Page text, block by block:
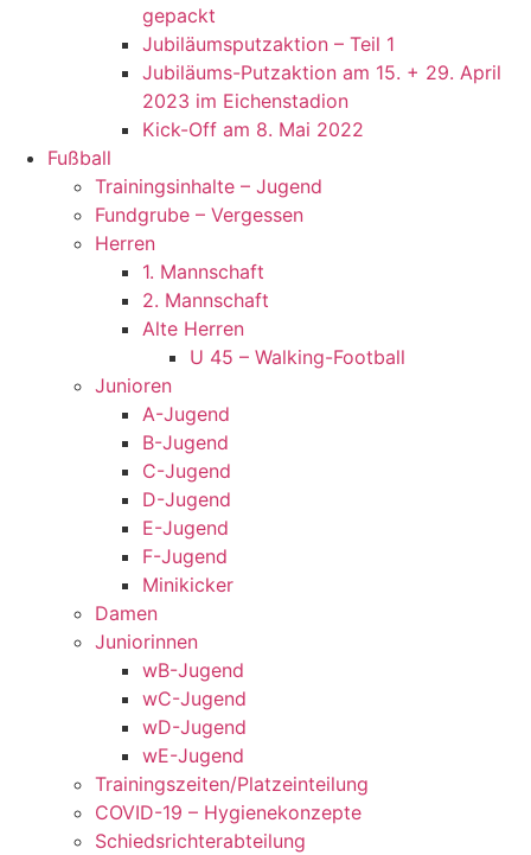
gepackt
Jubiläumsputzaktion – Teil 1
Jubiläums-Putzaktion am 15. + 29. April
2023 im Eichenstadion
Kick-Off am 8. Mai 2022
Fußball
Trainingsinhalte – Jugend
Fundgrube – Vergessen
Herren
1. Mannschaft
2. Mannschaft
Alte Herren
U 45 – Walking-Football
Junioren
A-Jugend
B-Jugend
C-Jugend
D-Jugend
E-Jugend
F-Jugend
Minikicker
Damen
Juniorinnen
wB-Jugend
wC-Jugend
wD-Jugend
wE-Jugend
Trainingszeiten/Platzeinteilung
COVID-19 – Hygienekonzepte
Schiedsrichterabteilung